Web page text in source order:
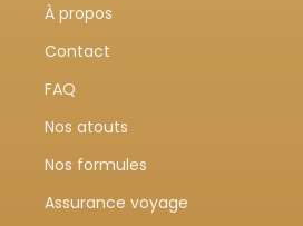
À propos
Contact
FAQ
Nos atouts
Nos formules
Assurance voyage